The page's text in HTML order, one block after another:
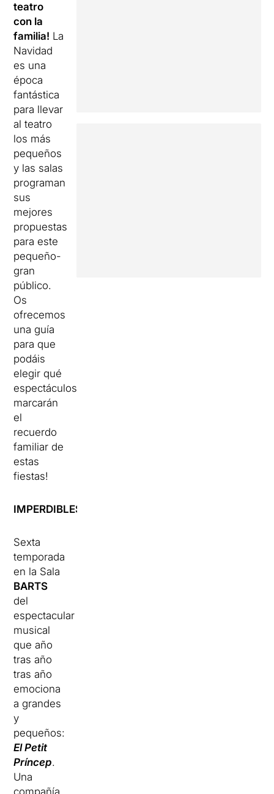
teatro
con la
familia! La
Navidad
es una
época
fantástica
para llevar
al teatro
los más
pequeños
y las salas
programan
sus
mejores
propuestas
para este
pequeño-
gran
público.
Os
ofrecemos
una guía
para que
podáis
elegir qué
espectáculos
marcarán
el
recuerdo
familiar de
estas
fiestas!
IMPERDIBLES
Sexta
temporada
en la Sala
BARTS
del
espectacular
musical
que año
tras año
tras año
emociona
a grandes
y
pequeños:
El Petit
Príncep.
Una
compañía